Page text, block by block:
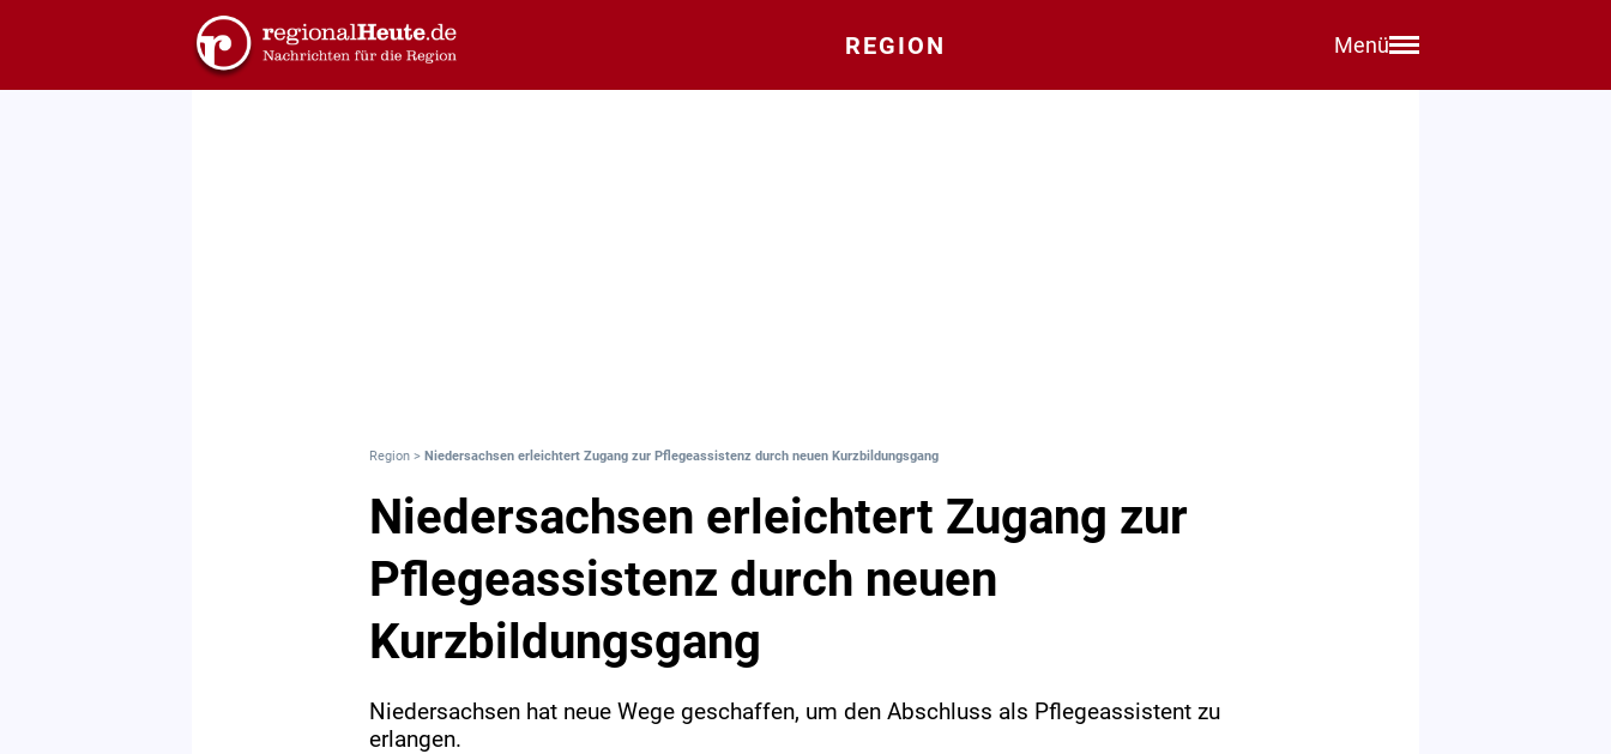
REGION Menü
Region > Niedersachsen erleichtert Zugang zur Pflegeassistenz durch neuen Kurzbildungsgang
Niedersachsen erleichtert Zugang zur
Pflegeassistenz durch neuen
Kurzbildungsgang
Niedersachsen hat neue Wege geschaffen, um den Abschluss als Pflegeassistent zu
erlangen.